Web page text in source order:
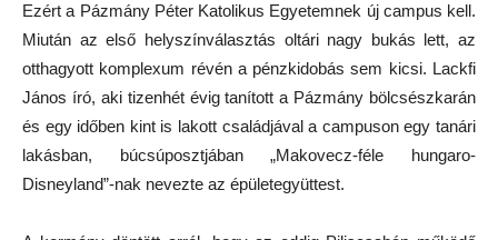
Ezért a Pázmány Péter Katolikus Egyetemnek új campus kell.
Miután az első helyszínválasztás oltári nagy bukás lett, az
otthagyott komplexum révén a pénzkidobás sem kicsi. Lackfi
János író, aki tizenhét évig tanított a Pázmány bölcsészkarán
és egy időben kint is lakott családjával a campuson egy tanári
lakásban, búcsúposztjában „Makovecz-féle hungaro-
Disneyland”-nak nevezte az épületegyüttest.